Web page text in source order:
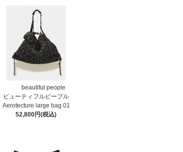
beautiful people
ビューティフルピープル
Aerotecture large bag 01
52,800円(税込)